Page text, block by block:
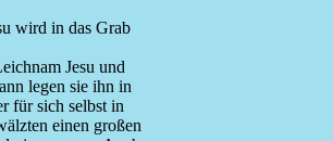
wird in das Grab
Jesu und
legen sie ihn in
für sich selbst in
einen großen